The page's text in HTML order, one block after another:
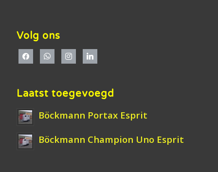
Volg ons
Laatst toegevoegd
Böckmann Portax Esprit
Böckmann Champion Uno Esprit